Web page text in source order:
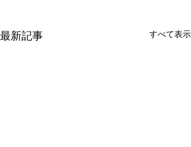
最新記事 すべて表示